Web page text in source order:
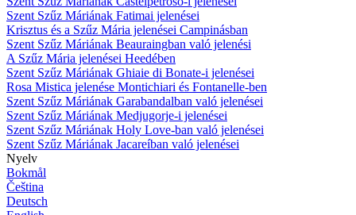
Szent Szűz Máriának Fatimai jelenései
Krisztus és a Szűz Mária jelenései Campinásban
Szent Szűz Máriának Beauraingban való jelenési
A Szűz Mária jelenései Heedében
Szent Szűz Máriának Ghiaie di Bonate-i jelenései
Rosa Mistica jelenése Montichiari és Fontanelle-ben
Szent Szűz Máriának Garabandalban való jelenései
Szent Szűz Máriának Medjugorje-i jelenései
Szent Szűz Máriának Holy Love-ban való jelenései
Szent Szűz Máriának Jacareíban való jelenései
Nyelv
Bokmål
Čeština
Deutsch